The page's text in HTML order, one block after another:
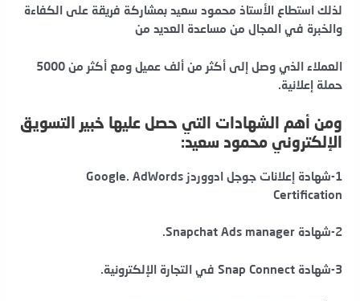
لذلك استطاع الأستاذ محمود سعيد بمشاركة فريقة على الكفاءة
والخبرة في المجال من مساعدة العديد من
العملاء الذي وصل إلى أكثر من ألف عميل ومع أكثر من 5000
حملة إعلانية.
ومن أهم الشهادات التي حصل عليها خبير التسويق
الإلكتروني محمود سعيد:
1-شهادة إعلانات جوجل ادووردز Google. AdWords
Certification
2-شهادة Snapchat Ads manager.
3-شهادة Snap Connect في التجارة الإلكترونية.